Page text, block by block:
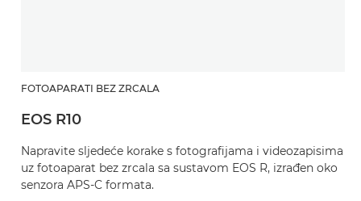
FOTOAPARATI BEZ ZRCALA
EOS R10
Napravite sljedeće korake s fotografijama i videozapisima
uz fotoaparat bez zrcala sa sustavom EOS R, izrađen oko
senzora APS-C formata.